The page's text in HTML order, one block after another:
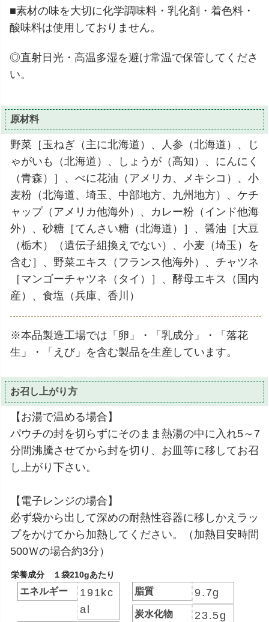
■素材の味を大切に化学調味料・乳化剤・着色料・
酸味料は使用しておりません。
◎直射日光・高温多湿を避け常温で保管してくださ
い。
原材料
野菜［玉ねぎ（主に北海道）、人参（北海道）、じ
ゃがいも（北海道）、しょうが（高知）、にんにく
（青森）］、べに花油（アメリカ、メキシコ）、小
麦粉（北海道、埼玉、中部地方、九州地方）、ケチ
ャップ（アメリカ他海外）、カレー粉（インド他海
外）、砂糖［てんさい糖（北海道）］、醤油［大豆
（栃木）（遺伝子組換えでない）、小麦（埼玉）を
含む］、野菜エキス（フランス他海外）、チャツネ
［マンゴーチャツネ（タイ）］、酵母エキス（国内
産）、食塩（兵庫、香川）
※本品製造工場では「卵」・「乳成分」・「落花
生」・「えび」を含む製品を生産しています。
お召し上がり方
【お湯で温める場合】
パウチの封を切らずにそのまま熱湯の中に入れ5～7
分間沸騰させてから封を切り、お皿等に移してお召
し上がり下さい。
【電子レンジの場合】
必ず袋から出して深めの耐熱性容器に移しかえラッ
プをかけてから加熱してください。（加熱目安時間
500Ｗの場合約3分）
栄養成分 １袋210gあたり
エネルギー
191kc
al
脂質 9.7g
炭水化物 23.5g